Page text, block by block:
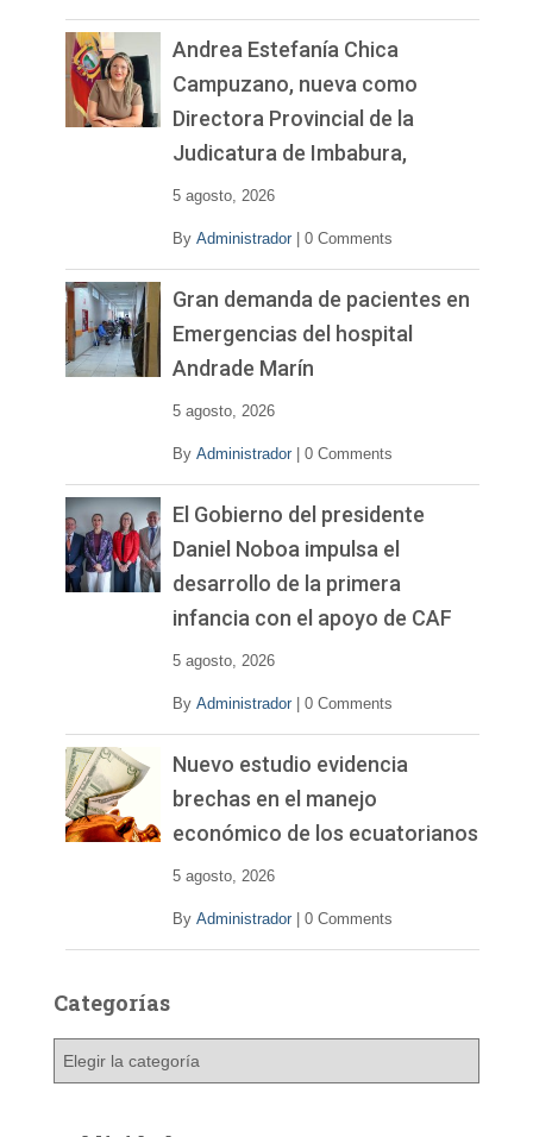
Andrea Estefanía Chica
Campuzano, nueva como
Directora Provincial de la
Judicatura de Imbabura,
5 agosto, 2026
By Administrador 0 Comments
Gran demanda de pacientes en
Emergencias del hospital
Andrade Marín
5 agosto, 2026
By Administrador 0 Comments
El Gobierno del presidente
Daniel Noboa impulsa el
desarrollo de la primera
infancia con el apoyo de CAF
5 agosto, 2026
By Administrador 0 Comments
Nuevo estudio evidencia
brechas en el manejo
económico de los ecuatorianos
5 agosto, 2026
By Administrador 0 Comments
Categorías